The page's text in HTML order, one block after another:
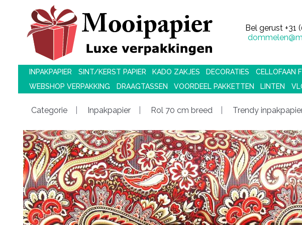
Bel gerust +31
INPAKPAPIER SINT/KERST PAPIER KADO ZAKJES DECORATIES CELLOFAAN
WEBSHOP VERPAKKING
DRAAGTASSEN VOORDEEL PAKKETTEN LINTEN
Categorie Inpakpapier Rol 70 cm breed Trendy